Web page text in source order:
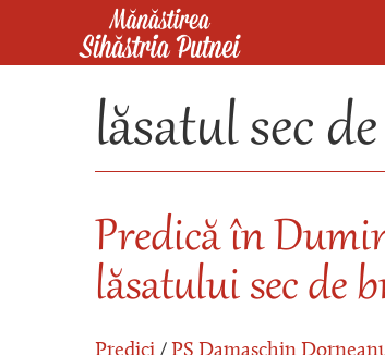
Mergi la conţinutul principal
lăsatul sec
Predică în
lăsatului sec de